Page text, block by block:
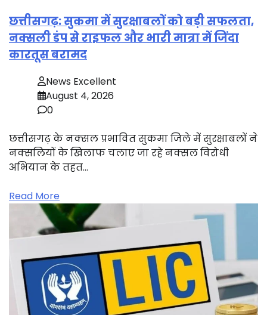
छत्तीसगढ़: सुकमा में सुरक्षाबलों को बड़ी सफलता,
नक्सली डंप से राइफल और भारी मात्रा में जिंदा
कारतूस बरामद
News Excellent
August 4, 2026
0
छत्तीसगढ़ के नक्सल प्रभावित सुकमा जिले में सुरक्षाबलों ने
नक्सलियों के खिलाफ चलाए जा रहे नक्सल विरोधी
अभियान के तहत…
Read More